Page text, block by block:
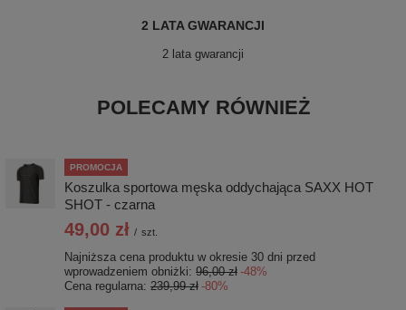
2 LATA GWARANCJI
2 lata gwarancji
POLECAMY RÓWNIEŻ
PROMOCJA
Koszulka sportowa męska oddychająca SAXX HOT
SHOT - czarna
49,00 zł / szt.
Najniższa cena produktu w okresie 30 dni przed
wprowadzeniem obniżki: 96,00 zł -48%
Cena regularna: 239,99 zł -80%